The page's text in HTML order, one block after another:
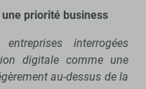
priorité business
interrogées
digitale comme une
au-dessus de la